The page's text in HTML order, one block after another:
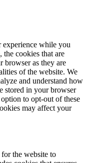
experience while you
the cookies that are
browser as they are
of the website. We
and understand how
stored in your browser
to opt-out of these
may affect your
for the website to